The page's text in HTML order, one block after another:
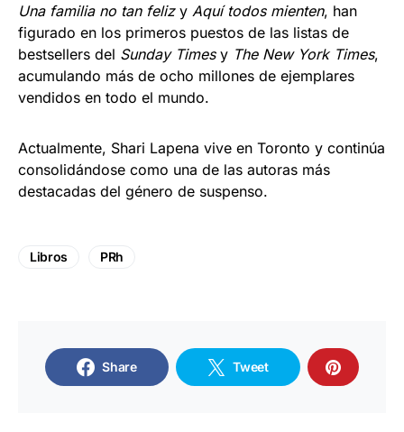
Una familia no tan felizy Aquí todos mienten, han
figurado en los primeros puestos de las listas de
bestsellers del Sunday Timesy The New York Times,
acumulando más de ocho millones de ejemplares
vendidos en todo el mundo.
Actualmente, Shari Lapena vive en Toronto y continúa
consolidándose como una de las autoras más
destacadas del género de suspenso.
Libros PRh
Share Tweet